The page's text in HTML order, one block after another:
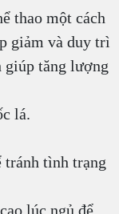
thao một cách
giảm và duy trì
giúp tăng lượng
lá.
tránh tình trạng
lúc ngủ để